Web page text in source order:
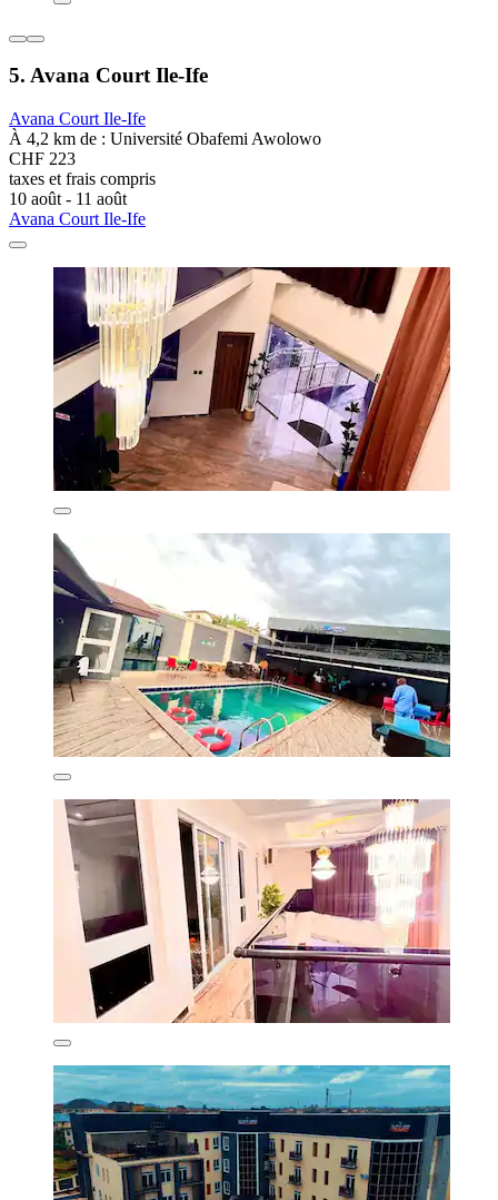
5. Avana Court Ile-Ife
Avana Court Ile-Ife
À 4,2 km de : Université Obafemi Awolowo
CHF 223
taxes et frais compris
10 août - 11 août
Avana Court Ile-Ife